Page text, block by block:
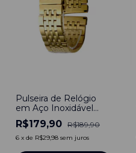
Pulseira de Relógio
em Aço Inoxidável
Dourado 20mm com
engate rápido
R$179,90 R$189,90
6 x de R$29,98 sem juros